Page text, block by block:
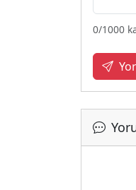
0/1000